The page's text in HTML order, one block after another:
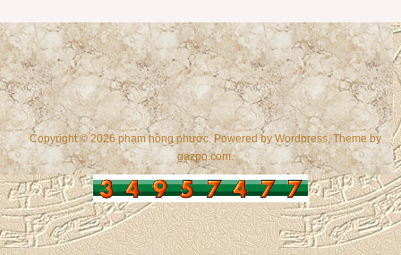
Copyright © 2026 phạm hồng phước. Powered byWordpress, Theme by
gazpo.com.